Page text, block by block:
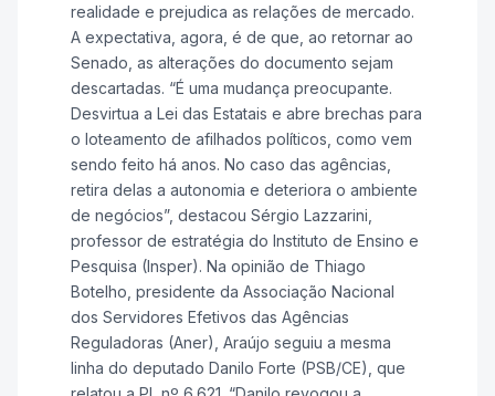
realidade e prejudica as relações de mercado.
A expectativa, agora, é de que, ao retornar ao
Senado, as alterações do documento sejam
descartadas. “É uma mudança preocupante.
Desvirtua a Lei das Estatais e abre brechas para
o loteamento de afilhados políticos, como vem
sendo feito há anos. No caso das agências,
retira delas a autonomia e deteriora o ambiente
de negócios”, destacou Sérgio Lazzarini,
professor de estratégia do Instituto de Ensino e
Pesquisa (Insper). Na opinião de Thiago
Botelho, presidente da Associação Nacional
dos Servidores Efetivos das Agências
Reguladoras (Aner), Araújo seguiu a mesma
linha do deputado Danilo Forte (PSB/CE), que